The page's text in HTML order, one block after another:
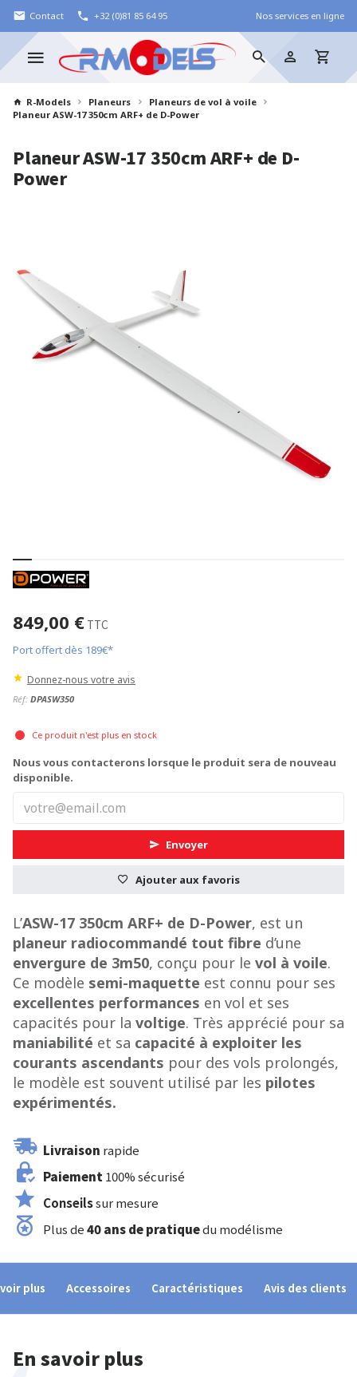
Contact +32 (0)81 85 64 95 Nos services en ligne
R-Models Planeurs
Planeurs de vol à voile
Planeur ASW-17 350cm ARF+ de D-Power
Planeur ASW-17 350cm ARF+ de D-
Power
849,00 € TTC
Port offert dès 189€*
Donnez-nous votre avis
Réf: DPASW350
Ce produit n'est plus en stock
Nous vous contacterons lorsque le produit sera de nouveau
disponible.
Envoyer
Ajouter aux favoris
L’ASW-17 350cm ARF+ de D-Power, est un
planeur radiocommandé tout fibre d’une
envergure de 3m50, conçu pour le vol à voile.
Ce modèle semi-maquette est connu pour ses
excellentes performances en vol et ses
capacités pour la voltige. Très apprécié pour sa
maniabilité et sa capacité à exploiter les
courants ascendants pour des vols prolongés,
le modèle est souvent utilisé par les pilotes
expérimentés.
Livraison rapide
Paiement 100% sécurisé
Conseilssur mesure
Plus de40 ans de pratiquedu modélisme
plus Accessoires Caractéristiques Avis des clients
En savoir plus